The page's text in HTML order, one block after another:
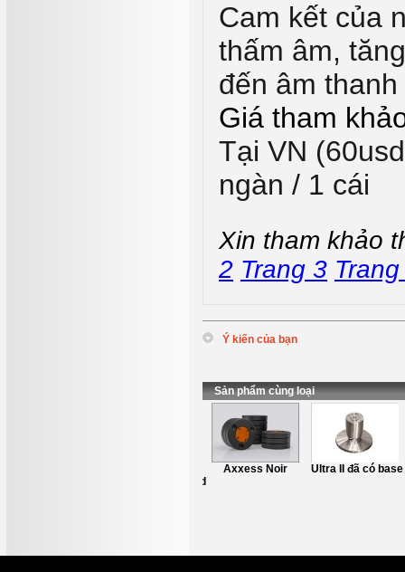
Cam kết của
thấm âm,
đến âm
Giá tham
Tại VN
ngàn / 1 cái
Xin tham khảo
2 Trang 3
Ý kiến của bạn
* Nội dung:
Sản phẩm cùng loại
Axxess Noir Ultra II đã có base